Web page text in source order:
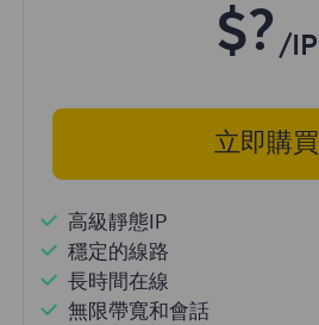
$? /IP
立即購買
高級靜態IP
穩定的線路
長時間在線
無限帶寬和會話